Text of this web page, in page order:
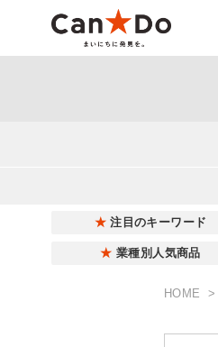
注目のキーワード
業種別人気商品
HOME